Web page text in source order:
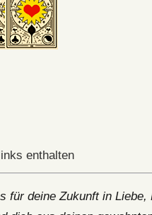
enthalten
für deine Zukunft in Liebe,